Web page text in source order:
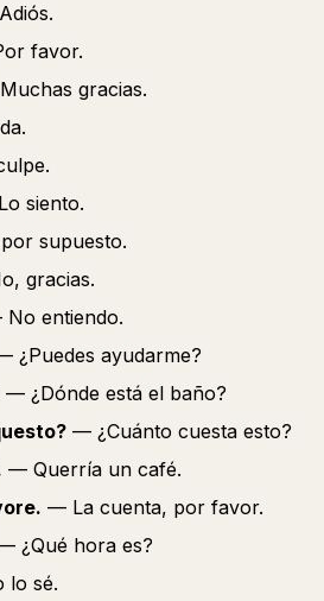
favor.
gracias.
siento.
supuesto.
gracias.
entiendo.
¿Puedes ayudarme?
— ¿Dónde está el baño?
— ¿Cuánto cuesta esto?
— Querría un café.
— La cuenta, por favor.
¿Qué hora es?
sé.